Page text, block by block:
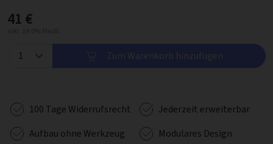
41 €
Zum Warenkorb hinzufügen
100 Tage Widerrufsrecht
Jederzeit erweiterbar
Aufbau ohne Werkzeug
Modulares Design